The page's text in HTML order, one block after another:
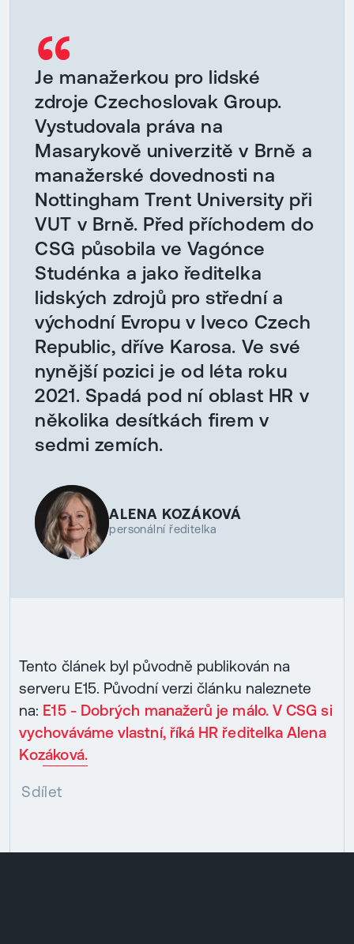
“
Je manažerkou pro lidské
zdroje Czechoslovak Group.
Vystudovala práva na
Masarykově univerzitě v Brně a
manažerské dovednosti na
Nottingham Trent University při
VUT v Brně. Před příchodem do
CSG působila ve Vagónce
Studénka a jako ředitelka
lidských zdrojů pro střední a
východní Evropu v Iveco Czech
Republic, dříve Karosa. Ve své
nynější pozici je od léta roku
2021. Spadá pod ní oblast HR v
několika desítkách firem v
sedmi zemích.
ALENA KOZÁKOVÁ
personální ředitelka
Tento článek byl původně publikován na
serveru E15. Původní verzi článku naleznete
na: E15 - Dobrých manažerů je málo. V CSG si
vychováváme vlastní, říká HR ředitelka Alena
Kozáková.
Sdílet